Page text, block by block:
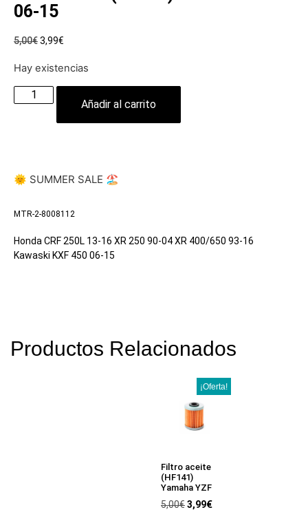
06-15
5,00€3,99€
Hay existencias
Añadir al carrito
🌞 SUMMER SALE 🏖️
MTR-2-8008112
Honda CRF 250L 13-16 XR 250 90-04 XR 400/650 93-16
Kawaski KXF 450 06-15
Productos Relacionados
¡Oferta!
Filtro aceite
(HF141)
Yamaha YZF
5,00€3,99€